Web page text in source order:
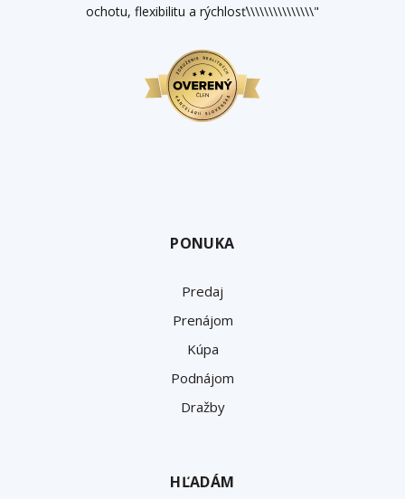
ochotu, flexibilitu a rýchlosť\\\\\\\\\\\\\\\"
PONUKA
Predaj
Prenájom
Kúpa
Podnájom
Dražby
HĽADÁM